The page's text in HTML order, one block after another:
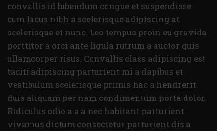
convallis id bibendum congue et suspendisse
cum lacus nibh a scelerisque adipiscing at
scelerisque et nunc. Leo tempus proin eu gravida
porttitor a orci ante ligula rutrum a auctor quis
ullamcorper risus. Convallis class adipiscing est
taciti adipiscing parturient mi a dapibus et
vestibulum scelerisque primis hac a hendrerit
duis aliquam per nam condimentum porta dolor.
Ridiculus odio a a a nec habitant parturient
vivamus dictum consectetur parturient dis a